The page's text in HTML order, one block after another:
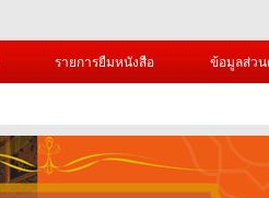
รายการยืมหนังสือ ข้อมูลส่ว